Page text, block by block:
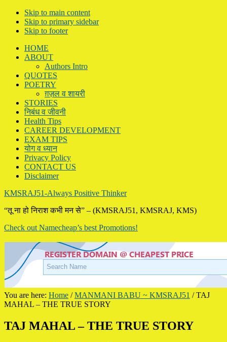
Skip to main content
Skip to primary sidebar
Skip to footer
HOME
ABOUT
Authors Intro
QUOTES
POETRY
ग़ज़ल व शायरी
STORIES
निबंध व जीवनी
Health Tips
CAREER DEVELOPMENT
EXAM TIPS
योग व ध्यान
Privacy Policy
CONTACT US
Disclaimer
KMSRAJ51-Always Positive Thinker
“तू ना हो निराश कभी मन से” – (KMSRAJ51, KMSRAJ, KMS)
Check out Namecheap’s best Promotions!
You are here: Home / MANMANI BABU ~ KMSRAJ51 /TAJ
MAHAL – THE TRUE STORY
TAJ MAHAL – THE TRUE STORY